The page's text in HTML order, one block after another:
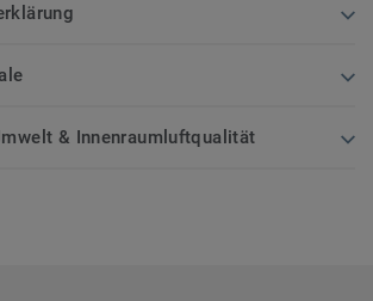
& Innenraumluftqualität